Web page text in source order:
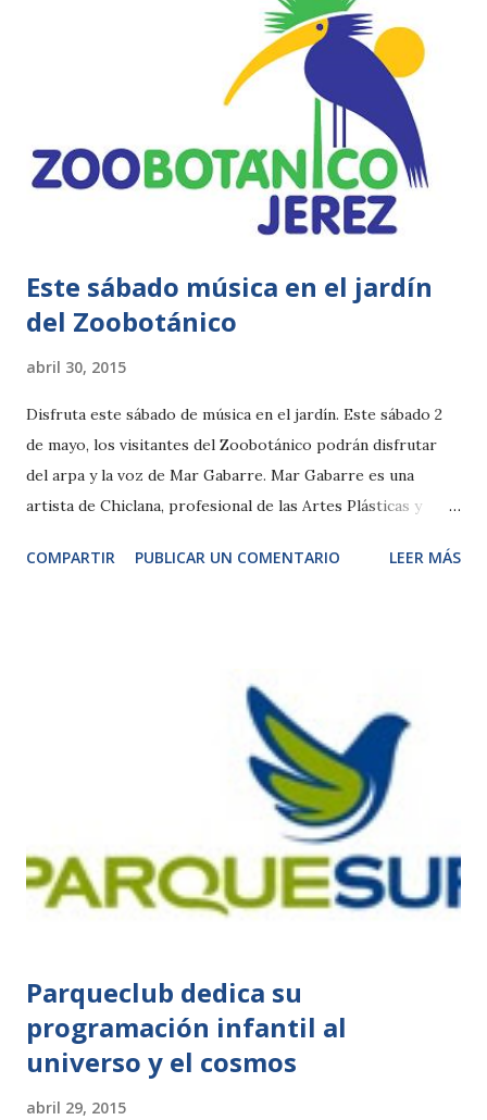
junto a otra jirafa, llamada Grande que lleva en el parque
desde 2007. El traslado de Atos, desde el parque zoológico
de Elche hasta el complejo murciano, se ha completado en
4 horas. Para esta operación ha sido necesario el uso de un
camión especial para transportar a este animal, que tiene
5.5 metros de altura y pesa cerca de 1.100 kilos. El vehículo
está preparado para el transporte de este tipo de animales
Este sábado música en el jardín
del Zoobotánico
abril 30, 2015
Disfruta este sábado de música en el jardín. Este sábado 2
de mayo, los visitantes del Zoobotánico podrán disfrutar
del arpa y la voz de Mar Gabarre. Mar Gabarre es una
artista de Chiclana, profesional de las Artes Plásticas y
tendrá lugar bajo el cedro del Himalaya, junto a la
de lince ibérico nacida reciéntemente en el zoo cumple 20
días. Aún no tiene nombre, no sabemos si es macho o
hembra nadie la ha visto en directo, sólo a través del
monitor de vigilancia. Ahora disfruta de los cuidados de su
madre en el interior de la paridera. Dentro podrás ver
imágenes tomadas a través de un monitor de TV. Jornada la
laguna de los Tollos, pasado, presente y futuro. La
Delegación de Medio Ambiente del Ayuntamiento de Jerez
COMPARTIR PUBLICAR UN COMENTARIO LEER MÁS
Parqueclub dedica su
programación infantil al
universo y el cosmos
abril 29, 2015